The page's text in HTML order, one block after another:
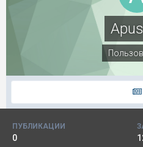
ПУБЛИКАЦИИ
0